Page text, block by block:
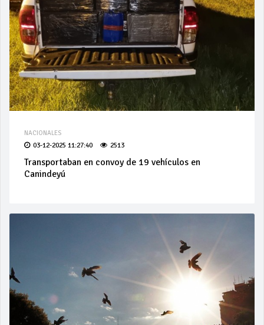
NACIONALES
03-12-2025 11:27:40 2513
Transportaban en convoy de 19 vehículos en
Canindeyú